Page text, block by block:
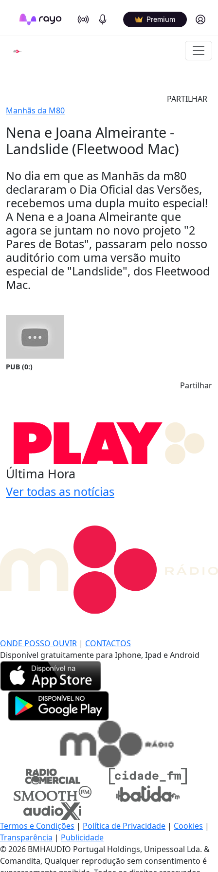
On Air Podcasts Premium Log in
PARTILHAR
Manhãs da M80
Nena e Joana Almeirante -
Landslide (Fleetwood Mac)
No dia em que as Manhãs da m80
declararam o Dia Oficial das Versões,
recebemos uma dupla muito especial!
A Nena e a Joana Almeirante que
agora se juntam no novo projeto "2
Pares de Botas", passaram pelo nosso
auditório com uma versão muito
especial de "Landslide", dos Fleetwood
Mac.
PUB (0:)
Partilhar
Última Hora
Ver todas as notícias
ONDE POSSO OUVIR | CONTACTOS
Disponível gratuitamente para Iphone, Ipad e Android
Termos e Condições | Política de Privacidade | Cookies |
Transparência | Publicidade
© 2026 BMHAUDIO Portugal Holdings, Unipessoal Lda. &
Comandita, Qualquer reprodução sem consentimento é